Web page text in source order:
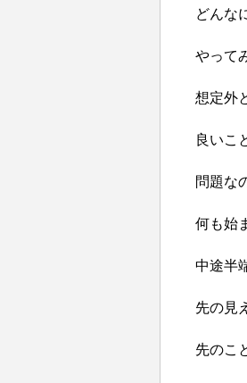
どんな
やって
想定外
良いこ
問題な
何も始
中途半
先の見
先のこ